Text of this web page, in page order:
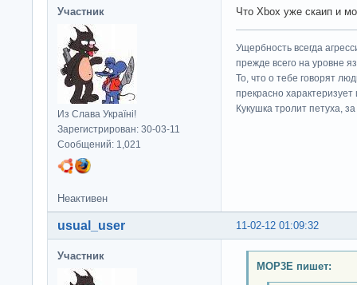
Участник
Из Слава Україні!
Зарегистрирован: 30-03-11
Сообщений: 1,021
Что Xbox уже скаип и
Ущербность всегда
прежде всего на уровне
То, что о тебе говорят
прекрасно характеризует
Кукушка тролит петуха,
Неактивен
11-02-12 01:09:32
usual_user
Участник
MOP3E пишет: